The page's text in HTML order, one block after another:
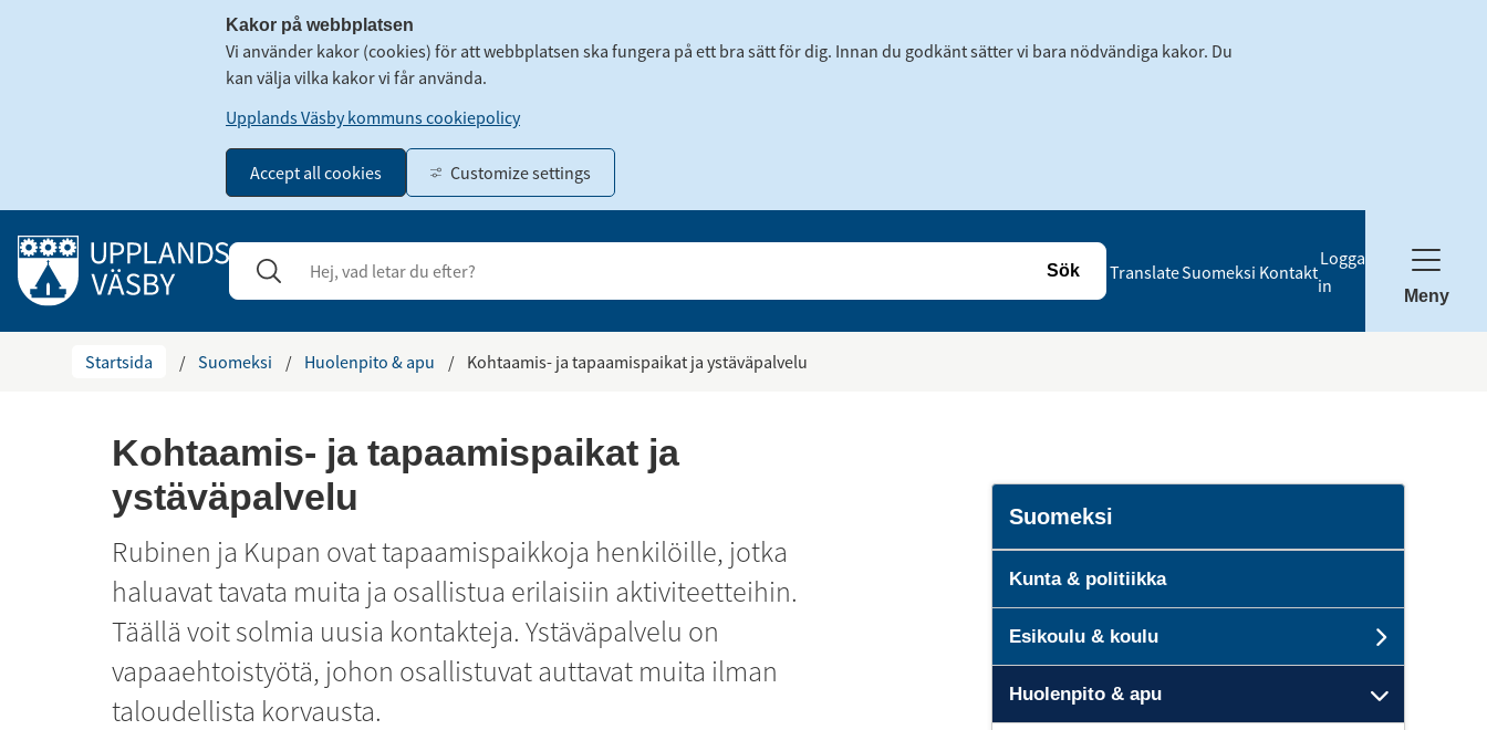
Kakor på webbplatsen
Vi använder kakor (cookies) för att webbplatsen ska fungera på ett bra sätt för dig. Innan du godkänt sätter vi bara nödvändiga kakor. Du
kan välja vilka kakor vi får använda.
Upplands Väsby kommuns cookiepolicy
Accept all cookies Customize settings
Gå till innehåll
Sök
TranslateSuomeksi Kontakt
Logga
in
Meny
Startsida / Suomeksi / Huolenpito & apu / Kohtaamis- ja tapaamispaikat ja ystäväpalvelu
Kohtaamis- ja tapaamispaikat ja
ystäväpalvelu
Rubinen ja Kupan ovat tapaamispaikkoja henkilöille, jotka
haluavat tavata muita ja osallistua erilaisiin aktiviteetteihin.
Täällä voit solmia uusia kontakteja. Ystäväpalvelu on
vapaaehtoistyötä, johon osallistuvat auttavat muita ilman
taloudellista korvausta.
Suomeksi
Kunta & politiikka
Esikoulu & koulu
Huolenpito & apu